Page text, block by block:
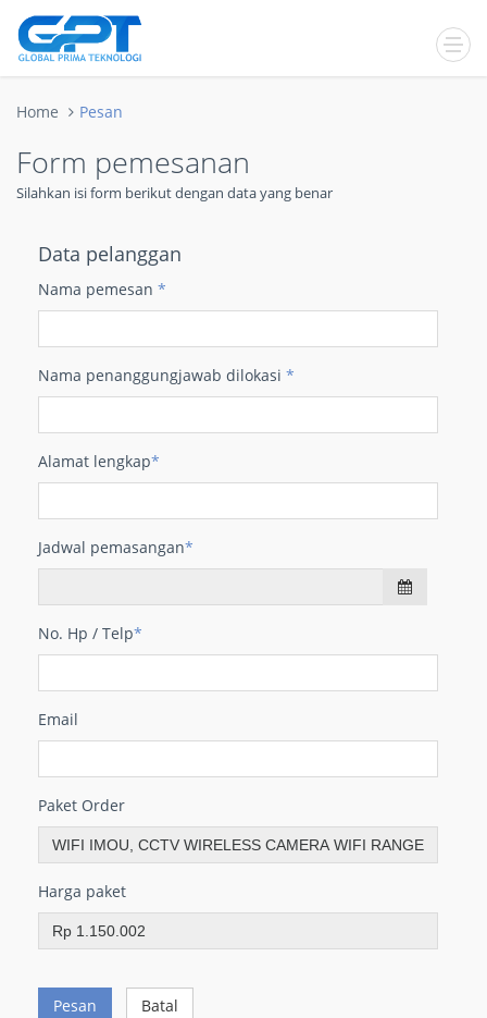
Home Pesan
Form pemesanan
Silahkan isi form berikut dengan data yang benar
Data pelanggan
Nama pemesan *
Nama penanggungjawab dilokasi *
Alamat lengkap*
Jadwal pemasangan*
No. Hp / Telp*
Email
Paket Order
Harga paket
Pesan Batal